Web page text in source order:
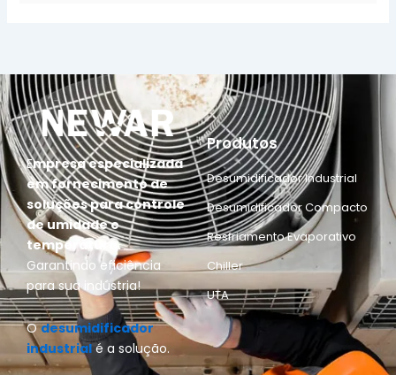
Empresa especializada
em fornecimento de
soluções para controle
de umidade e
temperatura.
Garantindo eficiência
para sua indústria!
Odesumidificador
industrialé a solução.
Produtos
Desumidificador Industrial
Desumidificador Compacto
Resfriamento Evaporativo
Chiller
UTA